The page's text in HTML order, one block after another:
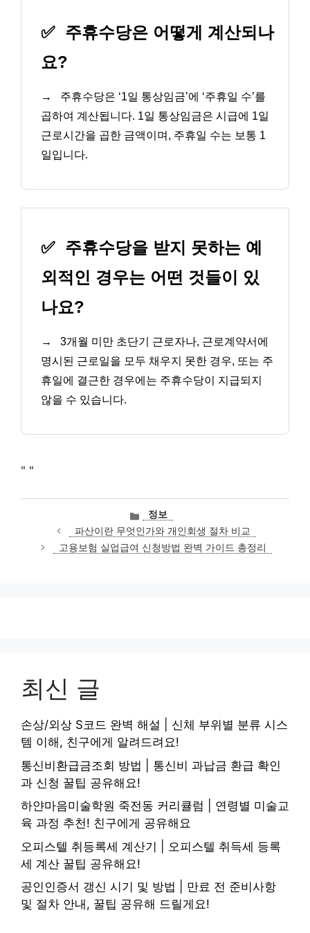
✅ 주휴수당은 어떻게 계산되나
요?
→
주휴수당은 ‘1일 통상임금’에 ‘주휴일 수’를
곱하여 계산됩니다. 1일 통상임금은 시급에 1일
근로시간을 곱한 금액이며, 주휴일 수는 보통 1
일입니다.
✅ 주휴수당을 받지 못하는 예
외적인 경우는 어떤 것들이 있
나요?
→
3개월 미만 초단기 근로자나, 근로계약서에
명시된 근로일을 모두 채우지 못한 경우, 또는 주
휴일에 결근한 경우에는 주휴수당이 지급되지
않을 수 있습니다.
" "
카
테
고
리
정보
파산이란 무엇인가와 개인회생 절차 비교
고용보험 실업급여 신청방법 완벽 가이드 총정리
최신 글
손상/외상 S코드 완벽 해설 | 신체 부위별 분류 시스
템 이해, 친구에게 알려드려요!
통신비환급금조회 방법 | 통신비 과납금 환급 확인
과 신청 꿀팁 공유해요!
하얀마음미술학원 죽전동 커리큘럼 | 연령별 미술교
육 과정 추천! 친구에게 공유해요
오피스텔 취등록세 계산기 | 오피스텔 취득세 등록
세 계산 꿀팁 공유해요!
공인인증서 갱신 시기 및 방법 | 만료 전 준비사항
및 절차 안내, 꿀팁 공유해 드릴게요!